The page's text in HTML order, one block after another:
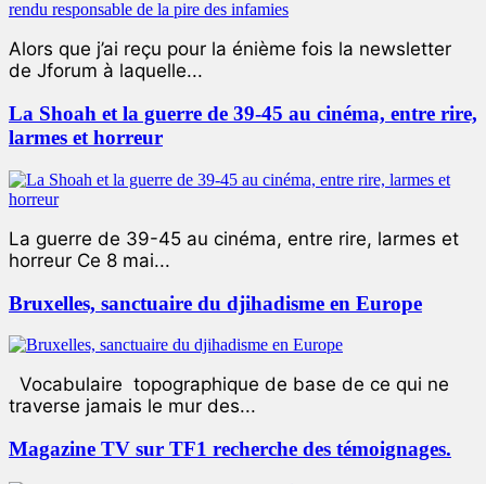
Alors que j’ai reçu pour la énième fois la newsletter
de Jforum à laquelle...
La Shoah et la guerre de 39-45 au cinéma, entre rire,
larmes et horreur
La guerre de 39-45 au cinéma, entre rire, larmes et
horreur Ce 8 mai...
Bruxelles, sanctuaire du djihadisme en Europe
Vocabulaire topographique de base de ce qui ne
traverse jamais le mur des...
Magazine TV sur TF1 recherche des témoignages.